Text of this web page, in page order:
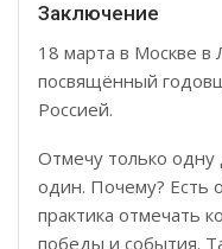
Заключение
18 марта в Москве в
посвящённый
Россией.
Отмечу только
один. Почему? Есть
практика отмечать
победы и события.